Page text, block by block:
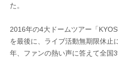
た。
2016年の4大ドームツアー「
を最後に、ライブ活動無期限休止
年、ファンの熱い声に答えて全国